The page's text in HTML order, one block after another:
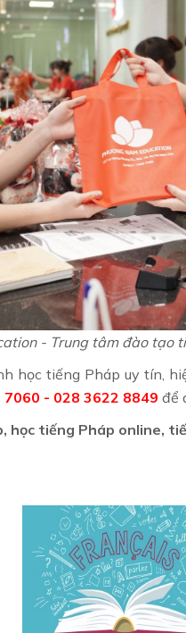
- Trung tâm đào tạo
học tiếng Pháp uy tín,
- 028 3622 8849 để
học tiếng Pháp online,